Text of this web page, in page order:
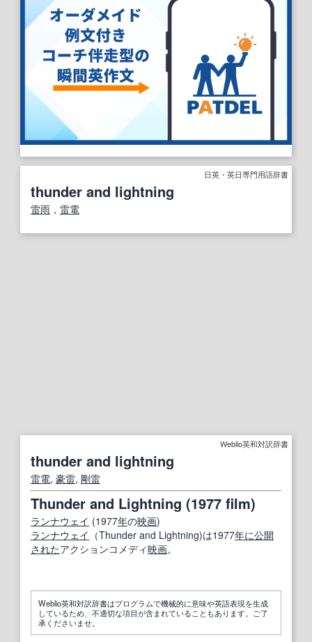
日英・英日専門用語辞書
thunder and lightning
雷雨 ， 雷電
Weblio英和対訳辞書
thunder and lightning
雷電, 豪雷, 剛雷
Thunder and Lightning (1977 film)
ランナウェイ (1977年の映画)
ランナウェイ （Thunder and Lightning)は1977年に公開
されたアクションコメディ映画。
Weblio英和対訳辞書はプログラムで機械的に意味や英語表現を生成
しているため、不適切な項目が含まれていることもあります。ご了
承くださいませ。